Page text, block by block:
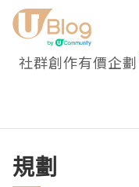
社群創作有價企劃
規劃